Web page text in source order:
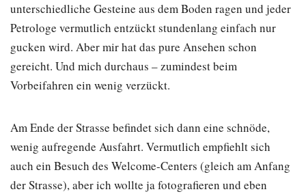
unterschiedliche Gesteine aus dem Boden ragen und jeder
Petrologe vermutlich entzückt stundenlang einfach nur
gucken wird. Aber mir hat das pure Ansehen schon
gereicht. Und mich durchaus – zumindest beim
Vorbeifahren ein wenig verzückt.
Am Ende der Strasse befindet sich dann eine schnöde,
wenig aufregende Ausfahrt. Vermutlich empfiehlt sich
auch ein Besuch des Welcome-Centers (gleich am Anfang
der Strasse), aber ich wollte ja fotografieren und eben